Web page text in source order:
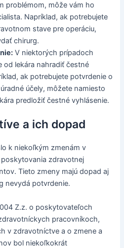
problémom, môže vám ho
Napríklad, ak potrebujete
stave pre operáciu,
chirurg.
V niektorých prípadoch
od lekára nahradiť čestné
ak potrebujete potvrdenie o
účely, môžete namiesto
predložiť čestné vyhlásenie.
a ich dopad
k niekoľkým zmenám v
zdravotnej
Tieto zmeny majú dopad aj
nevydá potvrdenie.
Z.z. o poskytovateľoch
pracovníkoch,
v zdravotníctve a o zmene a
bol niekoľkokrát